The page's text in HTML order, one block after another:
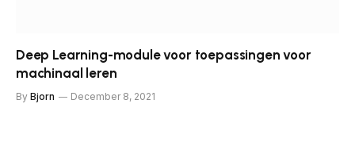
Deep Learning-module voor toepassingen voor
machinaal leren
By Bjorn December 8, 2021